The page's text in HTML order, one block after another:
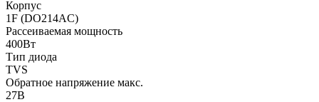
Корпус
1F (DO214AC)
Рассеиваемая мощность
400Вт
Тип диода
TVS
Обратное напряжение макс.
27В